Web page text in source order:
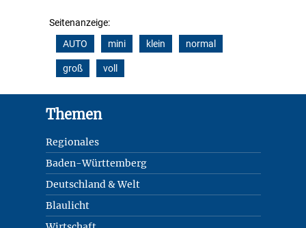
Seitenanzeige:
AUTO
mini klein normal
groß voll
Themen
Regionales
Baden-Württemberg
Deutschland & Welt
Blaulicht